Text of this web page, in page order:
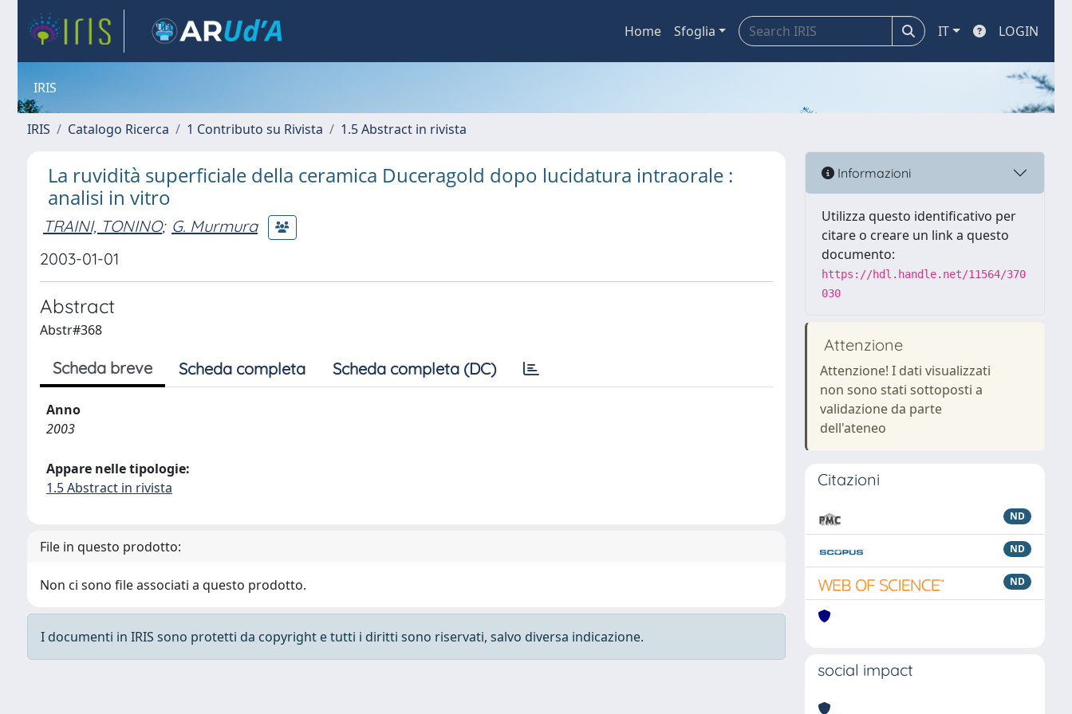
Home Sfoglia IT LOGIN
IRIS
IRIS Catalogo Ricerca 1 Contributo su Rivista 1.5 Abstract in rivista
La ruvidità superficiale della ceramica Duceragold dopo lucidatura intraorale :
analisi in vitro
TRAINI, TONINO; G. Murmura
2003-01-01
Abstract
Abstr#368
Scheda breve Scheda completa Scheda completa (DC)
Anno
2003
Appare nelle tipologie:
1.5 Abstract in rivista
File in questo prodotto:
Non ci sono file associati a questo prodotto.
I documenti in IRIS sono protetti da copyright e tutti i diritti sono riservati, salvo diversa indicazione.
Informazioni
Utilizza questo identificativo per
citare o creare un link a questo
documento:
https://hdl.handle.net/11564/370
030
Attenzione
Attenzione! I dati visualizzati
non sono stati sottoposti a
validazione da parte
dell'ateneo
Citazioni
ND
ND
ND
social impact